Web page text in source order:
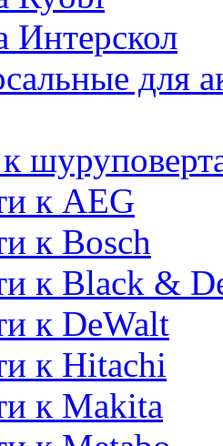
Интерскол
для
к
к AEG
к Bosch
к Black &
к DeWalt
к Hitachi
к Makita